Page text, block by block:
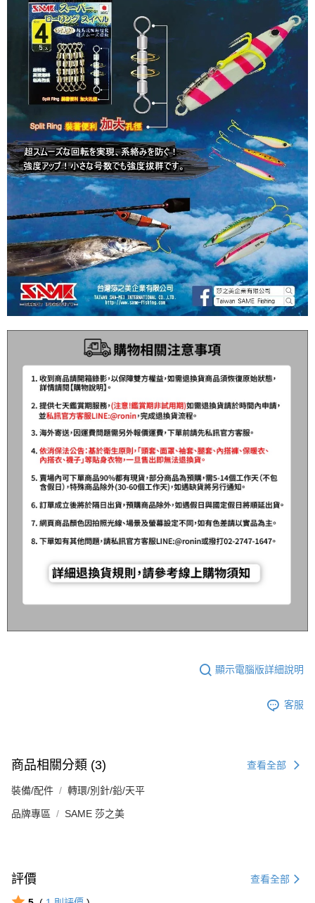
1.分期款項不併入電信帳單，「大哥付你分期」於每月結算日後寄送繳費提
醒簡訊。
2.透過簡訊連結打開帳單後，可選擇「超商條碼／台灣大直營門市／銀行轉
帳／街口支付／iPASS MONEY」等通路繳費。
【注意事項】
1.本服務係由「台灣大哥大股份有限公司」（以下簡稱本公司）所提供，讓
用戶於交易時，得透過本服務購買商品或服務，並由商店將買賣／分期付款
買賣價金債權讓與本公司後，依約使用本公司帳單繳交帳款。
2.基於同意付款使用「大哥付你分期」之契約關係目的，商店將以您的個人
資料（包含姓名、電話或地址）提供予台灣大哥大進項蒐集、處理及利用，
由本公司與您本人進行分期帳單所需資料之確認、核對及更正。
3.完整用戶服務條款，請詳閱以下連結：https://oppay.tw/userRule
【「AFTEE先享後付」結帳流程】
１．於結帳方式選擇「AFTEE先享後付」後，將跳轉至「AFTEE先享後付」
結帳頁面，進行簡訊認證並確認金額後，即可完成結帳。
２．訂單成立數日內，您將收到繳費通知簡訊。
３．收到繳費通知簡訊後14天內，點擊此簡訊中的連結，可透過四大超商／
ATM／網路銀行／等多元方式進行付款，方視為交易完成。
※ 請注意：結帳手續完成當下不需立刻繳費，但若您需要取消訂單，請聯絡
購買商品的店家。未經商家同意取消之訂單仍視為有效，需透過AFTEE先享
後付繳納相關費用。
※ 交易是否成功請以「AFTEE先享後付 」之結帳頁面顯示為準，若有關於
是否繳費成功／繳費後需取消欲退款等相關疑問，請聯繫「AFTEE先享後付
客戶支援中心」https://netprotections.freshdesk.com/support/home
【注意事項】
１．透過由恩沛科技股份有限公司提供之「AFTEE先享後付」服務完成之交
易，需依本服務之必要範圍內提供個人資料，並將交易相關給付款項請求債
權轉讓予恩沛科技股份有限公司。
２．關於個人資料處理事宜，請瀏覽以下網址：
https://aftee.tw/terms/#terms3
３．未成年的使用者請事先徵得法定代理人或監護人之同意方可使用
「AFTEE先享後付」，若未經同意申辦者引起之損失，本公司不負相關責
任。
４．使用「AFTEE先享後付」時，將依據個別帳號之用戶狀況，依本公司即
時審查核予不同之上限額度；若仍有額度不足之情形，本公司將視審查結果
請求用戶進行身份認證。
５．嚴禁一人註冊多個帳號或使用他人資訊註冊。若發現惡意使用之情形，
恩沛科技股份有限公司將有權停止該用戶之使用額度並採取法律行動。
全家取貨付款
每筆NT$60，滿NT$1,200(含以上)免運費
付款後全家取貨
每筆NT$60，滿NT$1,200(含以上)免運費
7-11取貨付款
每筆NT$60，滿NT$1,200(含以上)免運費
付款後7-11取貨
每筆NT$60，滿NT$1,200(含以上)免運費
一般宅配（門市自取請勿下單，請聯繫客服）
每筆NT$100，滿NT$2,000(含以上)免運費
離島一般宅配
每筆NT$200，滿NT$2,000(含以上)免運費
貨到付款（門市自取請勿下單，請聯繫客服）
每筆NT$200，滿NT$3,000(含以上)免運費
國家/地區配送(**下單前請私訊客服確認實際運費(運費另
計)，訂單才得以成立**)
查看運費
顯示電腦版詳細說明
客服
商品相關分類 (3) 查看全部
裝備/配件 轉環/別針/鉛/天平
品牌專區 SAME 莎之美
評價 查看全部